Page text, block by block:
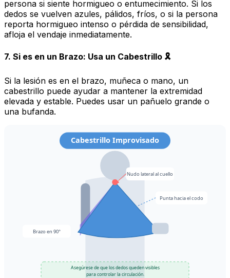
persona si siente hormigueo o entumecimiento. Si los
dedos se vuelven azules, pálidos, fríos, o si la persona
reporta hormigueo intenso o pérdida de sensibilidad,
afloja el vendaje inmediatamente.
7. Si es en un Brazo: Usa un Cabestrillo 🎗️
Si la lesión es en el brazo, muñeca o mano, un
cabestrillo puede ayudar a mantener la extremidad
elevada y estable. Puedes usar un pañuelo grande o
una bufanda.
Cabestrillo Improvisado
Punta hacia el codo
Nudo lateral al cuello
Brazo en 90°
Asegúrese de que los dedos queden visibles
para controlar la circulación.